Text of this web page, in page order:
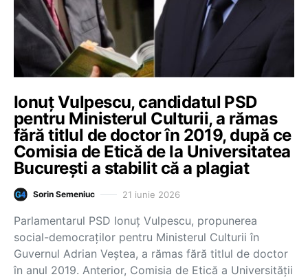
Ionuț Vulpescu, candidatul PSD
pentru Ministerul Culturii, a rămas
fără titlul de doctor în 2019, după ce
Comisia de Etică de la Universitatea
București a stabilit că a plagiat
Sorin Semeniuc 21 iunie 2026
Parlamentarul PSD Ionuț Vulpescu, propunerea
social-democraților pentru Ministerul Culturii în
Guvernul Adrian Veștea, a rămas fără titlul de doctor
în anul 2019. Anterior, Comisia de Etică a Universității